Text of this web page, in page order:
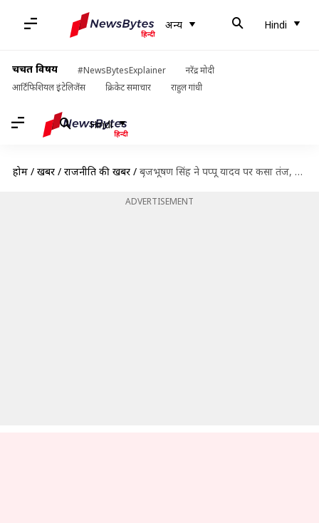
अन्य Hindi
चर्चित विषय #NewsBytesExplainer
नरेंद्र मोदी
आर्टिफिशियल इंटेलिजेंस
क्रिकेट समाचार राहुल गांधी
Hindi
होम / खबरें / राजनीति की खबरें / बृजभूषण सिंह ने पप्पू यादव पर कसा तंज, बोले- 3-4 क्विंटल वजन और सुरक्षा मांग रहे
ADVERTISEMENT